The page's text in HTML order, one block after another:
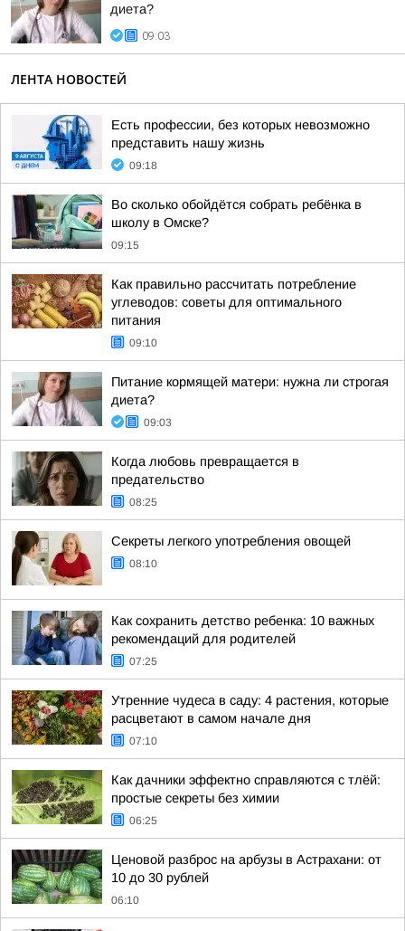
диета?
09:03
ЛЕНТА НОВОСТЕЙ
Есть профессии, без которых невозможно
представить нашу жизнь
09:18
Во сколько обойдётся собрать ребёнка в
школу в Омске?
09:15
Как правильно рассчитать потребление
углеводов: советы для оптимального
питания
09:10
Питание кормящей матери: нужна ли строгая
диета?
09:03
Когда любовь превращается в
предательство
08:25
Секреты легкого употребления овощей
08:10
Как сохранить детство ребенка: 10 важных
рекомендаций для родителей
07:25
Утренние чудеса в саду: 4 растения, которые
расцветают в самом начале дня
07:10
Как дачники эффектно справляются с тлёй:
простые секреты без химии
06:25
Ценовой разброс на арбузы в Астрахани: от
10 до 30 рублей
06:10